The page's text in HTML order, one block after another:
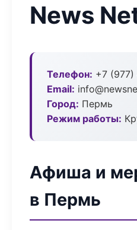
News
Телефон: +7
Email:
Город: Пермь
Режим работы:
Афиша и
в Пермь